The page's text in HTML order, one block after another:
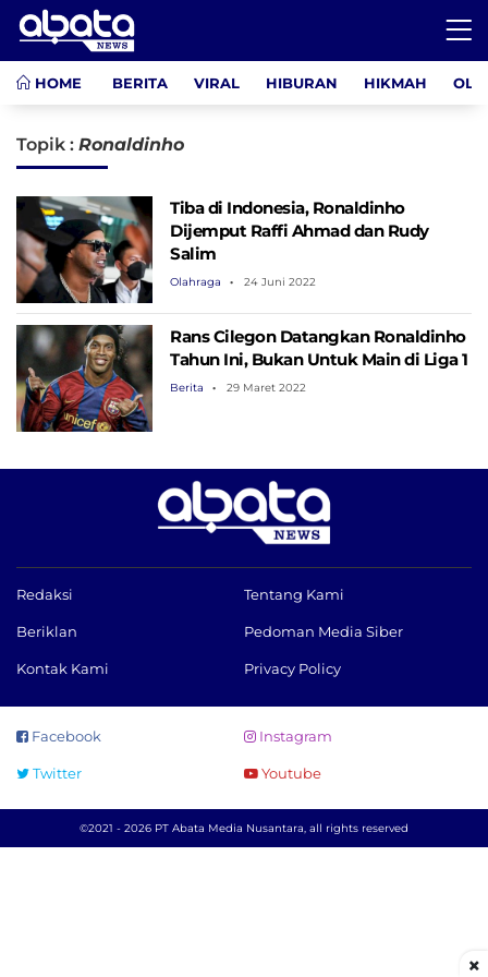
HOME BERITA VIRAL HIBURAN HIKMAH
Topik : Ronaldinho
Tiba di Indonesia, Ronaldinho
Dijemput Raffi Ahmad dan Rudy
Salim
Olahraga 24 Juni 2022
Rans Cilegon Datangkan Ronaldinho
Tahun Ini, Bukan Untuk Main di Liga 1
Berita 29 Maret 2022
Redaksi Tentang Kami
Beriklan Pedoman Media Siber
Kontak Kami Privacy Policy
Facebook Instagram
Twitter Youtube
©2021 - 2026 PT Abata Media Nusantara, all rights reserved
×